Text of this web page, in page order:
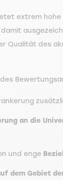
extrem
Qualität des
an die
und enge
dem Gebiet